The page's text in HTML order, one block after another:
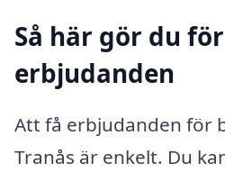
Så här gör du
erbjudanden
Att få erbjudanden för
Tranås är enkelt. Du